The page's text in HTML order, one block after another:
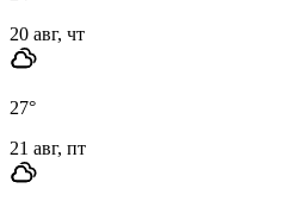
20 авг, чт
27°
21 авг, пт